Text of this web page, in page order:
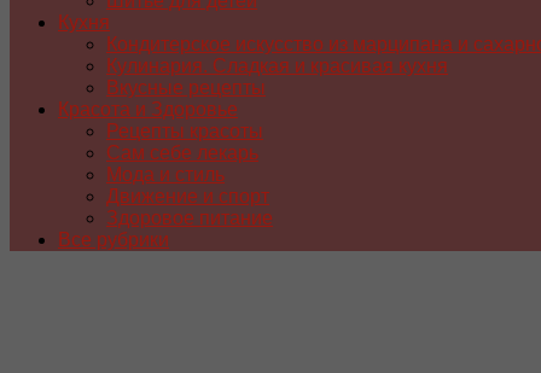
Кухня
Кондитерское искусство из марципана и
Кулинария. Сладкая и красивая кухня
Вкусные рецепты
Красота и Здоровье
Рецепты красоты
Сам себе лекарь
Мода и стиль
Движение и спорт
Здоровое питание
Все рубрики